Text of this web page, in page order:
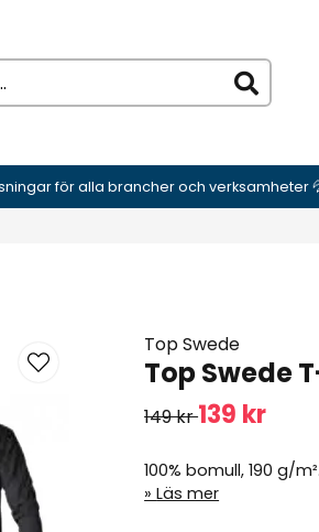
för alla brancher och verksamheter
Top Swede
Top Swede
149 kr139 kr
100% bomull, 190 g/
Läs mer